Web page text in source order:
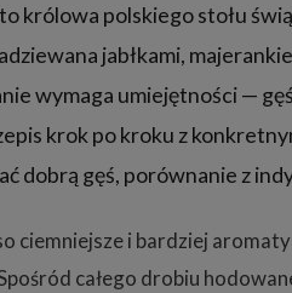
królowa polskiego stołu
jabłkami,
wymaga umiejętności —
krok po kroku z
dobrą gęś, porównanie z
ciemniejsze i bardziej
całego drobiu